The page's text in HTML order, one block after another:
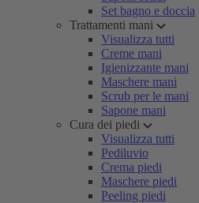
Set bagno e doccia
Trattamenti mani
Visualizza tutti
Creme mani
Igienizzante mani
Maschere mani
Scrub per le mani
Sapone mani
Cura dei piedi
Visualizza tutti
Pediluvio
Crema piedi
Maschere piedi
Peeling piedi